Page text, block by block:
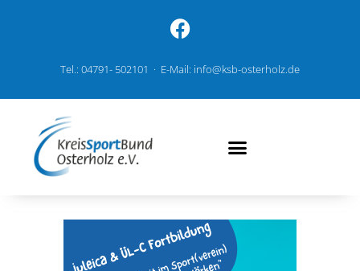
Tel.: 04791- 502101 · E-Mail: info@ksb-osterholz.de